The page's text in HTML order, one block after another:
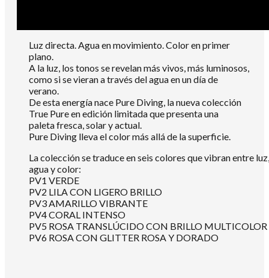
Luz directa. Agua en movimiento. Color en primer
plano.
A la luz, los tonos se revelan más vivos, más luminosos,
como si se vieran a través del agua en un día de
verano.
De esta energía nace Pure Diving, la nueva colección
True Pure en edición limitada que presenta una
paleta fresca, solar y actual.
Pure Diving lleva el color más allá de la superficie.
La colección se traduce en seis colores que vibran entre luz,
agua y color:
PV1 VERDE
PV2 LILA CON LIGERO BRILLO
PV3 AMARILLO VIBRANTE
PV4 CORAL INTENSO
PV5 ROSA TRANSLÚCIDO CON BRILLO MULTICOLOR
PV6 ROSA CON GLITTER ROSA Y DORADO